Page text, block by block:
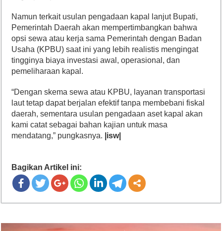
Namun terkait usulan pengadaan kapal lanjut Bupati,
Pemerintah Daerah akan mempertimbangkan bahwa
opsi sewa atau kerja sama Pemerintah dengan Badan
Usaha (KPBU) saat ini yang lebih realistis mengingat
tingginya biaya investasi awal, operasional, dan
pemeliharaan kapal.
“Dengan skema sewa atau KPBU, layanan transportasi
laut tetap dapat berjalan efektif tanpa membebani fiskal
daerah, sementara usulan pengadaan aset kapal akan
kami catat sebagai bahan kajian untuk masa
mendatang,” pungkasnya. |isw|
Bagikan Artikel ini: